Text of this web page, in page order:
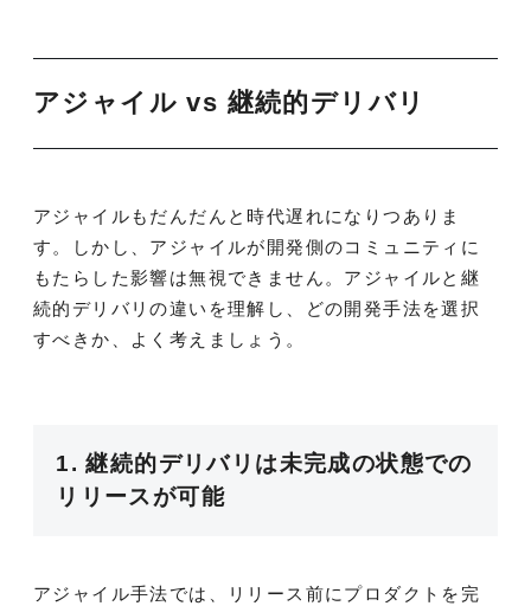
アジャイル vs 継続的デリバリ
アジャイルもだんだんと時代遅れになりつありま
す。しかし、アジャイルが開発側のコミュニティに
もたらした影響は無視できません。アジャイルと継
続的デリバリの違いを理解し、どの開発手法を選択
すべきか、よく考えましょう。
1. 継続的デリバリは未完成の状態での
リリースが可能
アジャイル手法では、リリース前にプロダクトを完